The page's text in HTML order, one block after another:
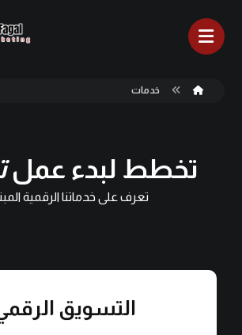
خدمات
تخطط لبدء عمل
تعرف على خدماتنا الرقمية
التسويق
حلول ابداعية مبتكرة